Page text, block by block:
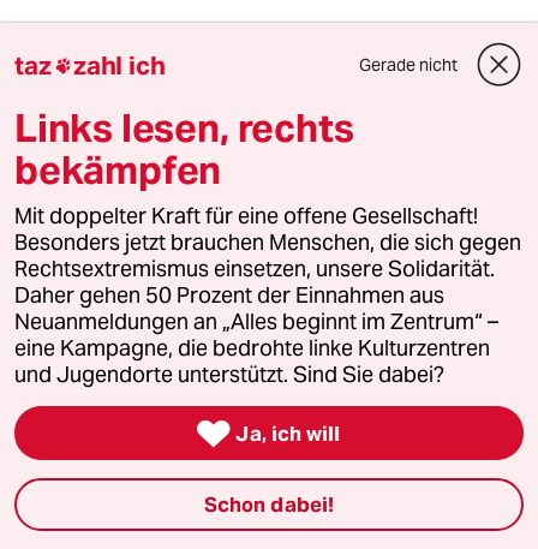
5G 571 (Profil gelöscht)
02.11.2017
@pitpit pat:
"Laßt uns lieber eine Rätedemokratie
einführen."
Nö.
Lasst uns ein Apfelbäumchen
pflanzen. Bringt mehr...
14:49 Uhr
Was für ein konfuses Konstrukt.
Wir haben ein Grundgesetz und die
taz zahl ich Gerade nicht
Links lesen, rechts
bekämpfen
Mit doppelter Kraft für eine offene Gesellschaft!
Besonders jetzt brauchen Menschen, die sich gegen
Rechtsextremismus einsetzen, unsere Solidarität.
Daher gehen 50 Prozent der Einnahmen aus
Neuanmeldungen an „Alles beginnt im Zentrum“ –
eine Kampagne, die bedrohte linke Kulturzentren
und Jugendorte unterstützt. Sind Sie dabei?
 Ja, ich will
Schon dabei!